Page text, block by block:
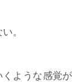
。
ような感覚